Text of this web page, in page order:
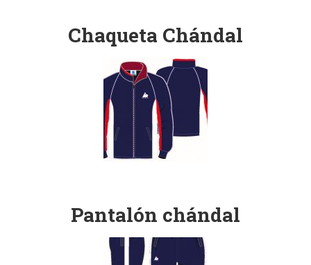
Chaqueta Chándal
Pantalón chándal